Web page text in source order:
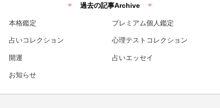
過去の記事Archive
本格鑑定 プレミアム個人鑑定
占いコレクション 心理テストコレクション
開運 占いエッセイ
お知らせ